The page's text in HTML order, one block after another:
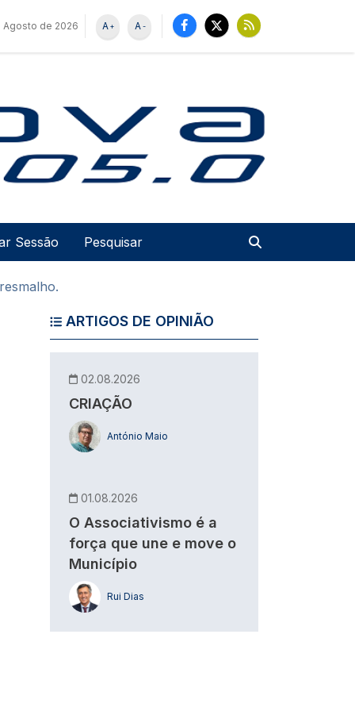
Agosto de 2026 -
A
+
A
de utilizador
Sessão
ARTIGOS DE OPINIÃO
02.08.2026
CRIAÇÃO
António Maio
01.08.2026
O Associativismo é a
força que une e move o
Município
Rui Dias